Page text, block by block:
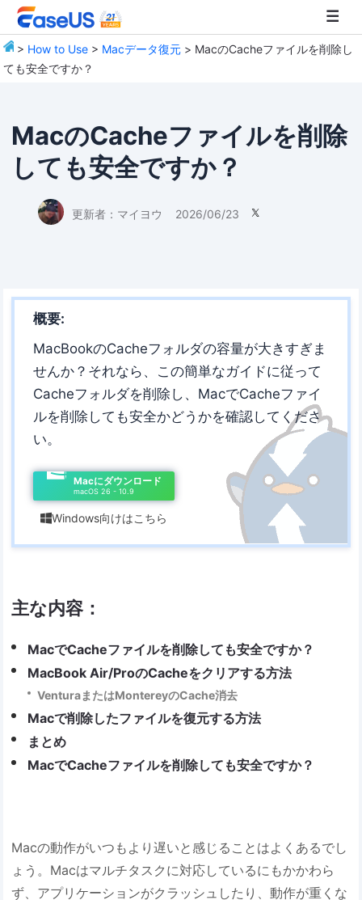
> How to Use > Macデータ復元 > MacのCacheファイルを削除し
ても安全ですか？
MacのCacheファイルを削除
しても安全ですか？
更新者： マイヨウ 2026/06/23 
概要:
MacBookのCacheフォルダの容量が大きすぎま
せんか？それなら、この簡単なガイドに従って
Cacheフォルダを削除し、MacでCacheファイ
ルを削除しても安全かどうかを確認してくださ
い。
Macにダウンロード
macOS 26 - 10.9
Windows向けはこちら
主な内容：
MacでCacheファイルを削除しても安全ですか？
MacBook Air/ProのCacheをクリアする方法
VenturaまたはMontereyのCache消去
Macで削除したファイルを復元する方法
まとめ
MacでCacheファイルを削除しても安全ですか？
Macの動作がいつもより遅いと感じることはよくあるでし
ょう。Macはマルチタスクに対応しているにもかかわら
ず、アプリケーションがクラッシュしたり、動作が重くな